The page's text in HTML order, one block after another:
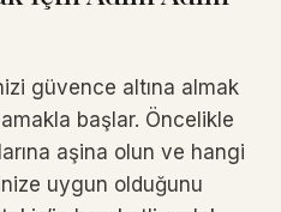
güvence altına almak
başlar. Öncelikle
aşina olun ve hangi
uygun olduğunu